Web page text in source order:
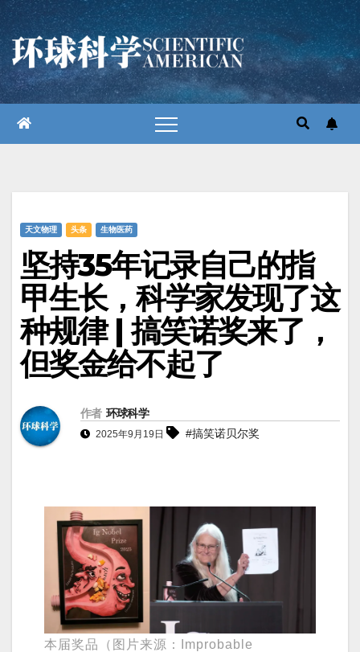
跳
至
内
容
天文物理 头条 生物医药
坚持35年记录自己的指
甲生长，科学家发现了这
种规律 | 搞笑诺奖来了，
但奖金给不起了
作者 环球科学
2025年9月19日 #搞笑诺贝尔奖
本届奖品（图片来源：Improbable